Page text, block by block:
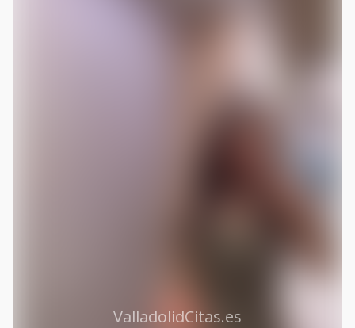
ValladolidCitas.es